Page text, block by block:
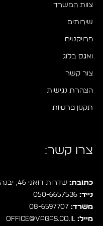
צוות המשרד
שירותים
פרויקטים
ואגס בלוג
צור קשר
הצהרת נגישות
תקנון פרטיות
צרו קשר:
כתובת: שדרות דואני 46, יבנה
נייד: 050-6657536
משרד: 08-6597707
מייל: office@vagas.co.il